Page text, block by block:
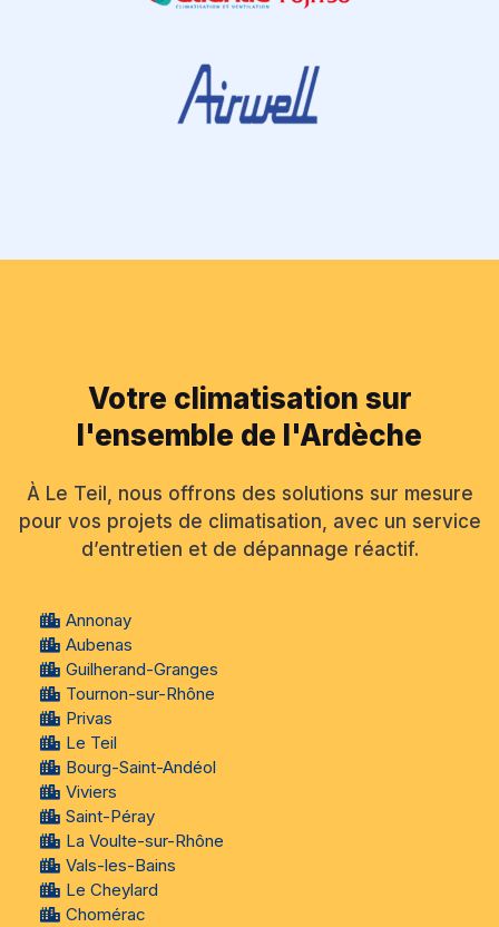
Votre climatisation sur
l'ensemble de l'Ardèche
À Le Teil, nous offrons des solutions sur mesure
pour vos projets de climatisation, avec un service
d’entretien et de dépannage réactif.
Annonay
Aubenas
Guilherand-Granges
Tournon-sur-Rhône
Privas
Le Teil
Bourg-Saint-Andéol
Viviers
Saint-Péray
La Voulte-sur-Rhône
Vals-les-Bains
Le Cheylard
Chomérac